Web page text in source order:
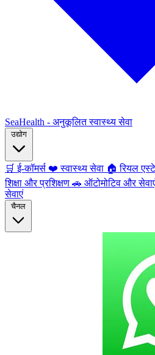
SeaHealth - अनुकूलित स्वास्थ्य सेवा
🛒 ई-कॉमर्स ❤️ स्वास्थ्य सेवा 🏠 रियल
शिक्षा और प्रशिक्षण 🚗 ऑटोमोटिव और
सेवाएं